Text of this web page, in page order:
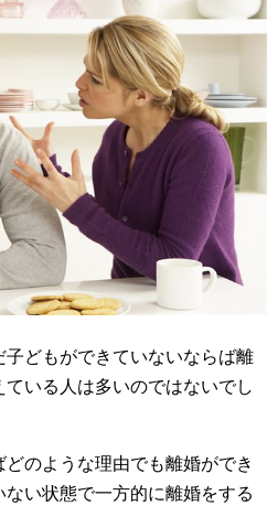
どもができていないならば離
いる人は多いのではないでし
のような理由でも離婚ができ
い状態で一方的に離婚をする